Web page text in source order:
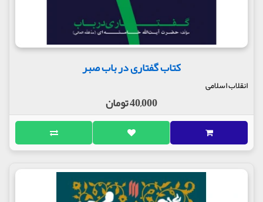
کتاب گفتاری در باب صبر
انقلاب اسلامی
40,000 تومان